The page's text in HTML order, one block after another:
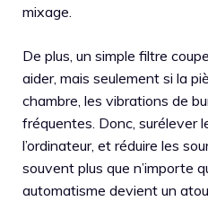
mixage.
De plus, un simple filtre
aider, mais seulement si la
chambre, les vibrations de
fréquentes. Donc, surélever
l’ordinateur, et réduire les
souvent plus que n’importe
automatisme devient un